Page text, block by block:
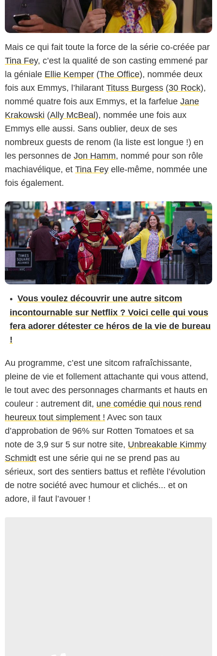
Mais ce qui fait toute la force de la série co-créée par
Tina Fey, c’est la qualité de son casting emmené par
la géniale Ellie Kemper (The Office), nommée deux
fois aux Emmys, l’hilarant Tituss Burgess (30 Rock),
nommé quatre fois aux Emmys, et la farfelue Jane
Krakowski (Ally McBeal), nommée une fois aux
Emmys elle aussi. Sans oublier, deux de ses
nombreux guests de renom (la liste est longue !) en
les personnes de Jon Hamm, nommé pour son rôle
machiavélique, et Tina Fey elle-même, nommée une
fois également.
Vous voulez découvrir une autre sitcom
incontournable sur Netflix ? Voici celle qui vous
fera adorer détester ce héros de la vie de bureau
!
Au programme, c’est une sitcom rafraîchissante,
pleine de vie et follement attachante qui vous attend,
le tout avec des personnages charmants et hauts en
couleur : autrement dit, une comédie qui nous rend
heureux tout simplement ! Avec son taux
d’approbation de 96% sur Rotten Tomatoes et sa
note de 3,9 sur 5 sur notre site, Unbreakable Kimmy
Schmidt est une série qui ne se prend pas au
sérieux, sort des sentiers battus et reflète l’évolution
de notre société avec humour et clichés... et on
adore, il faut l’avouer !